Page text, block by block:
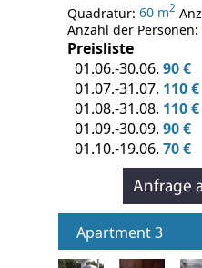
Quadratur: 60 m2
Anzahl der Personen:
Preisliste
01.06.-30.06. 90 €
01.07.-31.07. 110 €
01.08.-31.08. 110 €
01.09.-30.09. 90 €
01.10.-19.06. 70 €
Apartment 3